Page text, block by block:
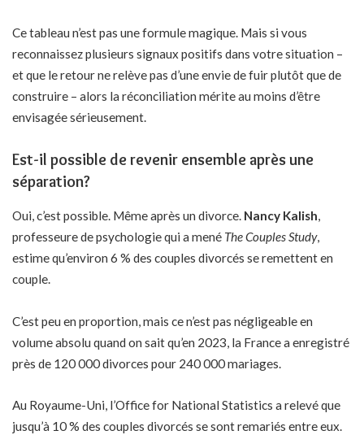
Ce tableau n’est pas une formule magique. Mais si vous
reconnaissez plusieurs signaux positifs dans votre situation –
et que le retour ne relève pas d’uneenvie de fuir plutôt que de
construire – alors la réconciliation mérite au moins d’être
envisagée sérieusement.
Est-il possible de revenir ensemble après une
séparation?
Oui, c’est possible. Même après un divorce. Nancy Kalish,
professeure de psychologie qui a mené The Couples Study,
estime qu’environ 6 % des couples divorcés se remettent en
couple.
C’est peu en proportion, mais ce n’est pas négligeable en
volume absolu quand on sait qu’en 2023, la France a enregistré
près de 120 000 divorces pour 240 000 mariages.
Au Royaume-Uni, l’Office for National Statistics a relevé que
jusqu’à 10 % des couples divorcés se sont remariés entre eux.